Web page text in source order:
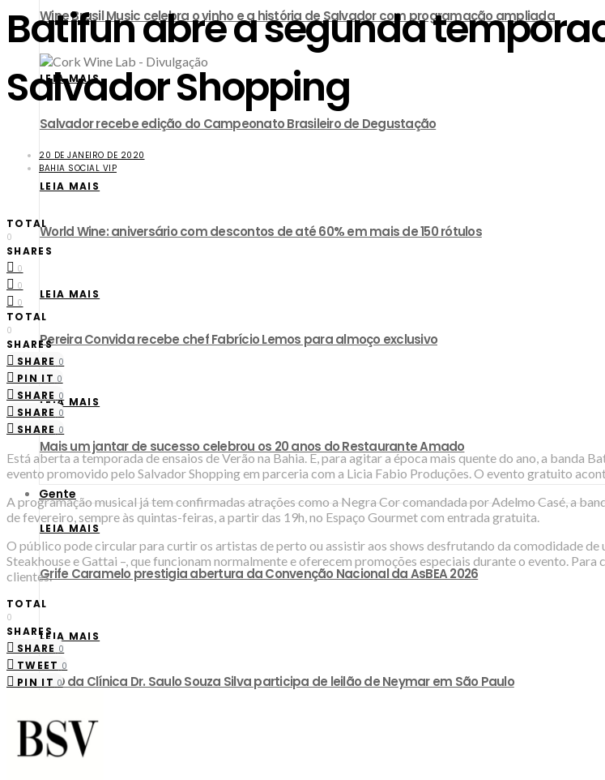
Wine Brasil Music celebra o vinho e a história de Salvador com programação ampliada
LEIA MAIS
​Salvador recebe edição do Campeonato Brasileiro de Degustação
LEIA MAIS
World Wine: aniversário com descontos de até 60% em mais de 150 rótulos
LEIA MAIS
Pereira Convida recebe chef Fabrício Lemos para almoço exclusivo
LEIA MAIS
Mais um jantar de sucesso celebrou os 20 anos do Restaurante Amado
Gente
LEIA MAIS
Grife Caramelo prestigia abertura da Convenção Nacional da AsBEA 2026
LEIA MAIS
CEO da Clínica Dr. Saulo Souza Silva participa de leilão de Neymar em São Paulo
LEIA MAIS
Batifun abre a segunda
Salvador Shopping
20 DE JANEIRO DE 2020
BAHIA SOCIAL VIP
TOTAL
0
SHARES
0
0
0
TOTAL
0
SHARES
SHARE 0
PIN IT 0
SHARE 0
SHARE 0
SHARE 0
Está aberta a temporada de ensaios de Verão na Bahia. E, para agitar a época mais quente do ano, a banda
evento promovido pelo Salvador Shopping em parceria com a Licia Fabio Produções. O evento gratuito
A programação musical já tem confirmadas atrações como a Negra Cor comandada por Adelmo Casé, a
de fevereiro, sempre às quintas-feiras, a partir das 19h, no Espaço Gourmet com entrada gratuita.
O público pode circular para curtir os artistas de perto ou assistir aos shows desfrutando da comodidade
Steakhouse e Gattai –, que funcionam normalmente e oferecem promoções especiais durante o evento.
clientes.
TOTAL
0
SHARES
SHARE 0
TWEET 0
PIN IT 0